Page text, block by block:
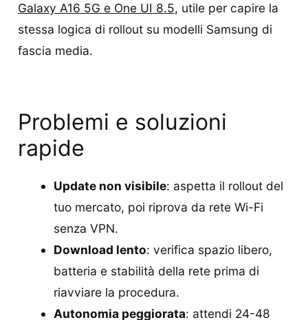
Galaxy A16 5G e One UI 8.5, utile per capire la
stessa logica di rollout su modelli Samsung di
fascia media.
Problemi e soluzioni
rapide
Update non visibile: aspetta il rollout del
tuo mercato, poi riprova da rete Wi-Fi
senza VPN.
Download lento: verifica spazio libero,
batteria e stabilità della rete prima di
riavviare la procedura.
Autonomia peggiorata: attendi 24-48